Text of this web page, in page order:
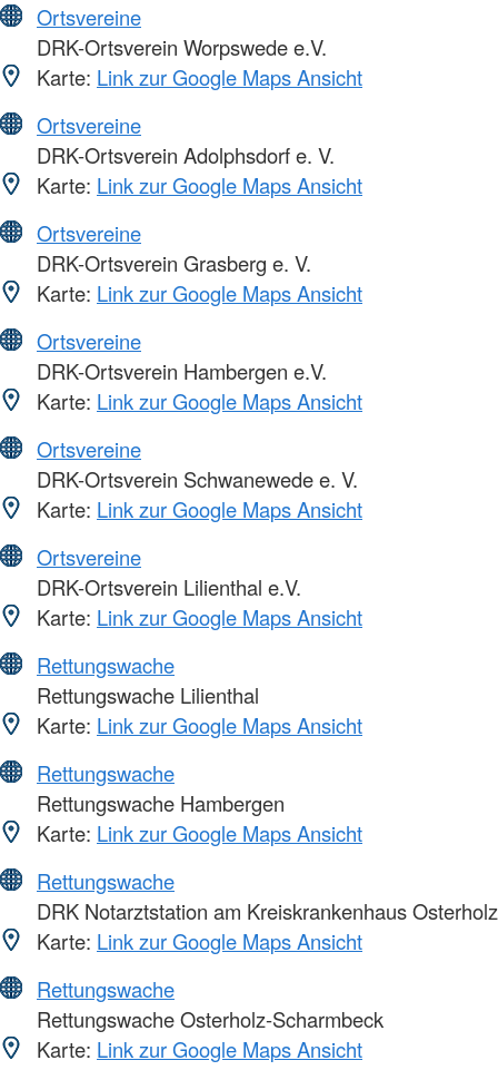
Ortsvereine
DRK-Ortsverein Worpswede e.V.
Karte: Link zur Google Maps Ansicht
Ortsvereine
DRK-Ortsverein Adolphsdorf e. V.
Karte: Link zur Google Maps Ansicht
Ortsvereine
DRK-Ortsverein Grasberg e. V.
Karte: Link zur Google Maps Ansicht
Ortsvereine
DRK-Ortsverein Hambergen e.V.
Karte: Link zur Google Maps Ansicht
Ortsvereine
DRK-Ortsverein Schwanewede e. V.
Karte: Link zur Google Maps Ansicht
Ortsvereine
DRK-Ortsverein Lilienthal e.V.
Karte: Link zur Google Maps Ansicht
Rettungswache
Rettungswache Lilienthal
Karte: Link zur Google Maps Ansicht
Rettungswache
Rettungswache Hambergen
Karte: Link zur Google Maps Ansicht
Rettungswache
DRK Notarztstation am Kreiskrankenhaus Osterholz
Karte: Link zur Google Maps Ansicht
Rettungswache
Rettungswache Osterholz-Scharmbeck
Karte: Link zur Google Maps Ansicht